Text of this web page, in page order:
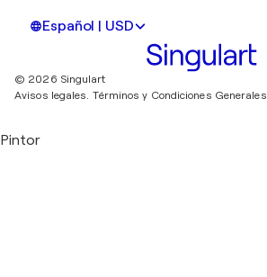
Español | USD
© 2026 Singulart
Avisos legales.
Términos y Condiciones Generales
Pintor